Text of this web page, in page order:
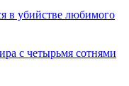
в убийстве любимого
с четырьмя сотнями